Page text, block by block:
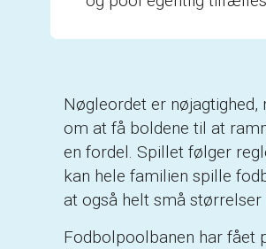
Nøgleordet er
om at få boldene til at
en fordel. Spillet følger
kan hele familien spille
at også helt små størrelser
Fodbolpoolbanen har fået